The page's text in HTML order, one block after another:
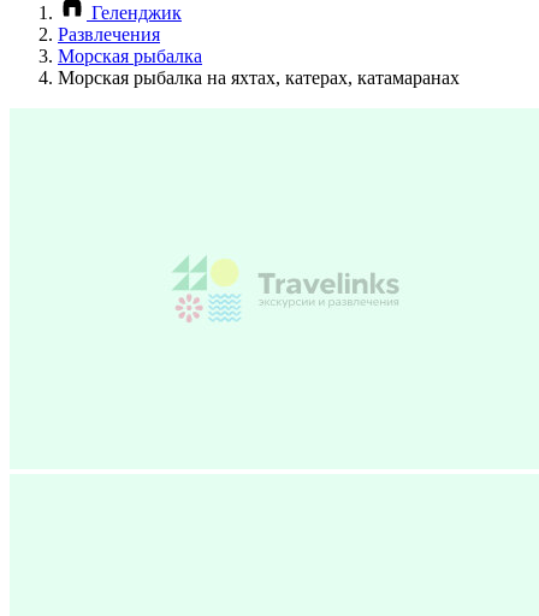
Геленджик
Развлечения
Морская рыбалка
Морская рыбалка на яхтах, катерах, катамаранах